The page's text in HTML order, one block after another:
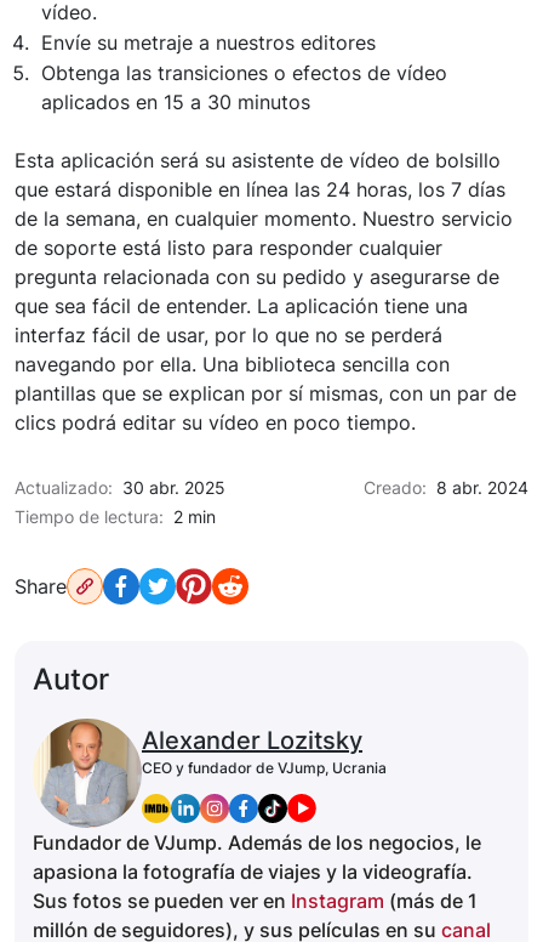
vídeo.
Envíe su metraje a nuestros editores
Obtenga las transiciones o efectos de vídeo
aplicados en 15 a 30 minutos
Esta aplicación será su asistente de vídeo de bolsillo
que estará disponible en línea las 24 horas, los 7 días
de la semana, en cualquier momento. Nuestro servicio
de soporte está listo para responder cualquier
pregunta relacionada con su pedido y asegurarse de
que sea fácil de entender. La aplicación tiene una
interfaz fácil de usar, por lo que no se perderá
navegando por ella. Una biblioteca sencilla con
plantillas que se explican por sí mismas, con un par de
clics podrá editar su vídeo en poco tiempo.
Actualizado: 30 abr. 2025 Creado: 8 abr. 2024
Tiempo de lectura: 2 min
Share
Autor
Alexander Lozitsky
CEO y fundador de VJump, Ucrania
Fundador de VJump. Además de los negocios, le
apasiona la fotografía de viajes y la videografía.
Sus fotos se pueden ver en Instagram (más de 1
millón de seguidores), y sus películas en su canal